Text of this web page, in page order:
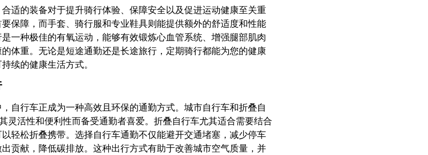
适的装备对于提升骑行体验、保障安全以及促进运动健康至关重
保障，而手套、骑行服和专业鞋具则能提供额外的舒适度和性能
一种极佳的有氧运动，能够有效锻炼心血管系统、增强腿部肌肉
体重。无论是短途通勤还是长途旅行，定期骑行都能为您的健康
续的健康生活方式。
自行车正成为一种高效且环保的通勤方式。城市自行车和折叠自
灵活性和便利性而备受通勤者喜爱。折叠自行车尤其适合需要结合
轻松折叠携带。选择自行车通勤不仅能避开交通堵塞，减少停车
贡献，降低碳排放。这种出行方式有助于改善城市空气质量，并